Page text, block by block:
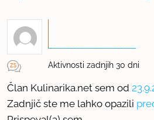
Aktivnosti zadnjih 30 dni
Član Kulinarika.net sem od
Zadnjič ste me lahko opazili